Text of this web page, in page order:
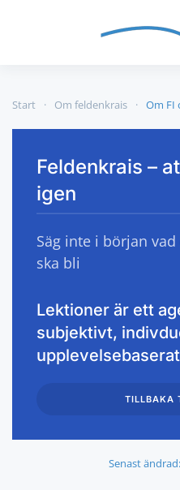
Start Om feldenkrais Om FI
Feldenkrais –
igen
Säg inte i början
ska bli
Lektioner är ett
subjektivt,
TILLBAKA
Senast